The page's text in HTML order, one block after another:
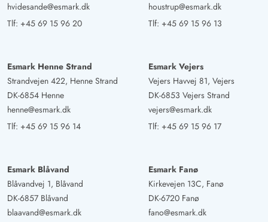
hvidesande@esmark.dk
Tlf: +45 69 15 96 20
houstrup@esmark.dk
Tlf: +45 69 15 96 13
Esmark Henne Strand
Strandvejen 422, Henne Strand
DK-6854 Henne
henne@esmark.dk
Tlf: +45 69 15 96 14
Esmark Vejers
Vejers Havvej 81, Vejers
DK-6853 Vejers Strand
vejers@esmark.dk
Tlf: +45 69 15 96 17
Esmark Blåvand
Blåvandvej 1, Blåvand
DK-6857 Blåvand
blaavand@esmark.dk
Esmark Fanø
Kirkevejen 13C, Fanø
DK-6720 Fanø
fano@esmark.dk